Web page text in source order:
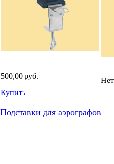
500,00 руб.
Купить
Подставки для аэрографов